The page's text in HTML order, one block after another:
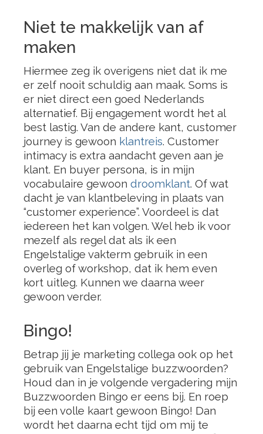
Niet te makkelijk van af
maken
Hiermee zeg ik overigens niet dat ik me
er zelf nooit schuldig aan maak. Soms is
er niet direct een goed Nederlands
alternatief. Bij engagement wordt het al
best lastig. Van de andere kant, customer
journey is gewoon klantreis. Customer
intimacy is extra aandacht geven aan je
klant. En buyer persona, is in mijn
vocabulaire gewoon droomklant. Of wat
dacht je van klantbeleving in plaats van
“customer experience”. Voordeel is dat
iedereen het kan volgen. Wel heb ik voor
mezelf als regel dat als ik een
Engelstalige vakterm gebruik in een
overleg of workshop, dat ik hem even
kort uitleg. Kunnen we daarna weer
gewoon verder.
Bingo!
Betrap jij je marketing collega ook op het
gebruik van Engelstalige buzzwoorden?
Houd dan in je volgende vergadering mijn
Buzzwoorden Bingo er eens bij. En roep
bij een volle kaart gewoon Bingo! Dan
wordt het daarna echt tijd om mij te